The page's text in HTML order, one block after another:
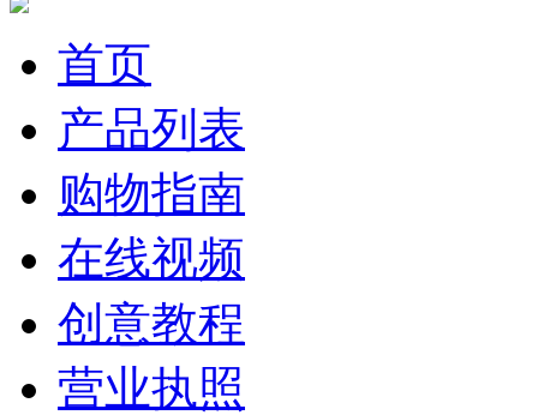
首页
产品列表
购物指南
在线视频
创意教程
营业执照